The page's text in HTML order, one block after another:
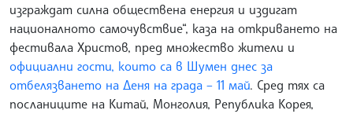
изграждат силна обществена енергия и издигат
националното самочувствие“, каза на откриването на
фестивала Христов, пред множество жители и
официални гости, които са в Шумен днес за
отбелязването на Деня на града – 11 май. Сред тях са
посланиците на Китай, Монголия, Република Корея,